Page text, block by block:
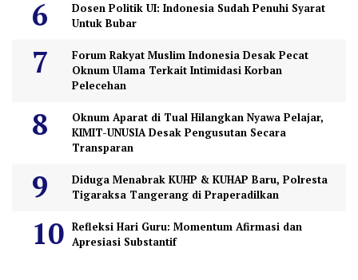
Dosen Politik UI: Indonesia Sudah Penuhi Syarat
Untuk Bubar
Forum Rakyat Muslim Indonesia Desak Pecat
Oknum Ulama Terkait Intimidasi Korban
Pelecehan
Oknum Aparat di Tual Hilangkan Nyawa Pelajar,
KIMIT-UNUSIA Desak Pengusutan Secara
Transparan
Diduga Menabrak KUHP & KUHAP Baru, Polresta
Tigaraksa Tangerang di Praperadilkan
Refleksi Hari Guru: Momentum Afirmasi dan
Apresiasi Substantif